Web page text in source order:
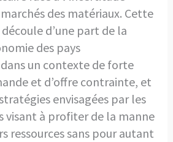
des matériaux. Cette
d’une part de la
des pays
un contexte de forte
et d’offre contrainte, et
envisagées par les
visant à profiter de la manne
ressources sans pour autant